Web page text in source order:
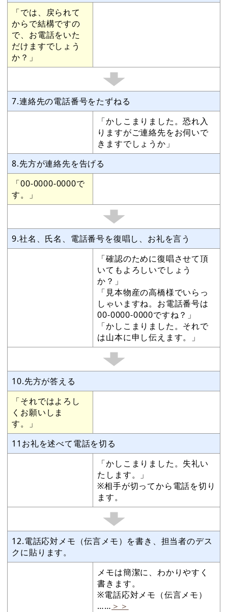
「では、戻られて
からで結構ですの
で、お電話をいた
だけますでしょう
か？」
7.連絡先の電話番号をたずねる
「かしこまりました。恐れ入
りますがご連絡先をお伺いで
きますでしょうか」
8.先方が連絡先を告げる
「00-0000-0000で
す。」
9.社名、氏名、電話番号を復唱し、お礼を言う
「確認のために復唱させて頂
いてもよろしいでしょう
か？」
「見本物産の高橋様でいらっ
しゃいますね。お電話番号は
00-0000-0000ですね？」
「かしこまりました。それで
は山本に申し伝えます。」
10.先方が答える
「それではよろし
くお願いしま
す。」
11お礼を述べて電話を切る
「かしこまりました。失礼い
たします。」
※相手が切ってから電話を切り
ます。
12.電話応対メモ（伝言メモ）を書き、担当者のデス
クに貼ります。
メモは簡潔に、わかりやすく
書きます。
※電話応対メモ（伝言メモ）
…… ＞＞